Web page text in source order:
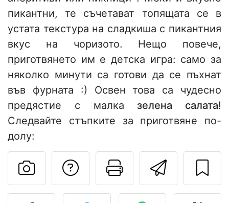
пикантни, те съчетават топящата се в
устата текстура на сладкиша с пикантния
вкус на чоризото. Нещо повече,
приготвянето им е детска игра: само за
няколко минути са готови да се пъхнат
във фурната :) Освен това са чудесно
предястие с малка зелена салата!
Следвайте стъпките за приготвяне по-
долу:
Да зададете
Публикувайте своя